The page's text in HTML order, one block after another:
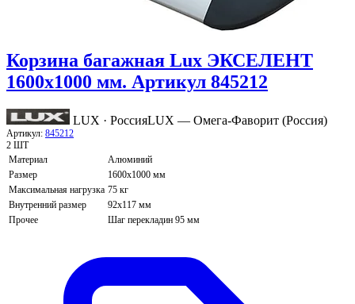
Корзина багажная Lux ЭКСЕЛЕНТ
1600х1000 мм. Артикул 845212
LUX · РоссияLUX — Омега-Фаворит (Россия)
Артикул: 845212
2 ШТ
Материал
Алюминий
Размер
1600х1000 мм
Максимальная нагрузка 75 кг
Внутренний размер
92х117 мм
Прочее
Шаг перекладин 95 мм